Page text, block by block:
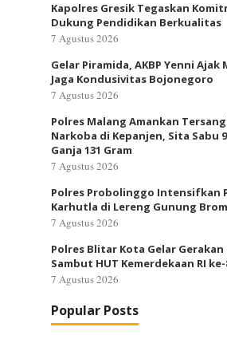
Kapolres Gresik Tegaskan
Dukung Pendidikan Berkualitas
7 Agustus 2026
Gelar Piramida, AKBP Yenni Ajak
Jaga Kondusivitas Bojonegoro
7 Agustus 2026
Polres Malang Amankan
Narkoba di Kepanjen, Sita Sabu
Ganja 131 Gram
7 Agustus 2026
Polres Probolinggo Intensifkan
Karhutla di Lereng Gunung
7 Agustus 2026
Polres Blitar Kota Gelar
Sambut HUT Kemerdekaan RI ke-
7 Agustus 2026
Popular Posts